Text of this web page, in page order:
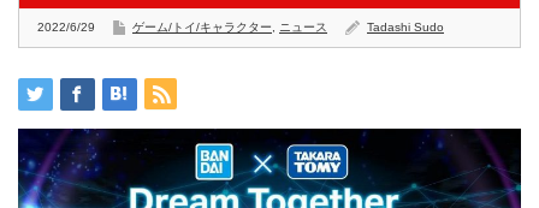
2022/6/29 ゲーム/トイ/キャラクター ニュース Tadashi Sudo